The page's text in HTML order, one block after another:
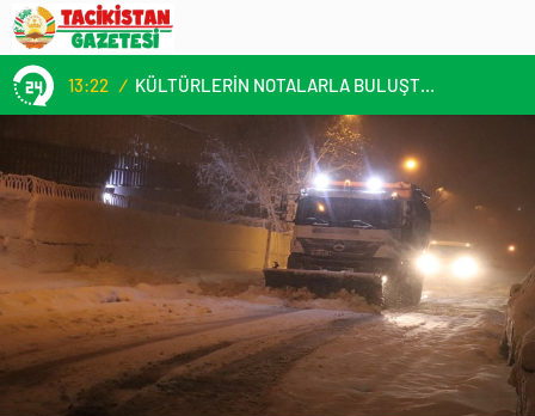
13:22 / KÜLTÜRLERİN NOTALARLA BULUŞTUĞU YER: MİMOZA’M KAFE’DE DOSTLUK RÜZGARI!